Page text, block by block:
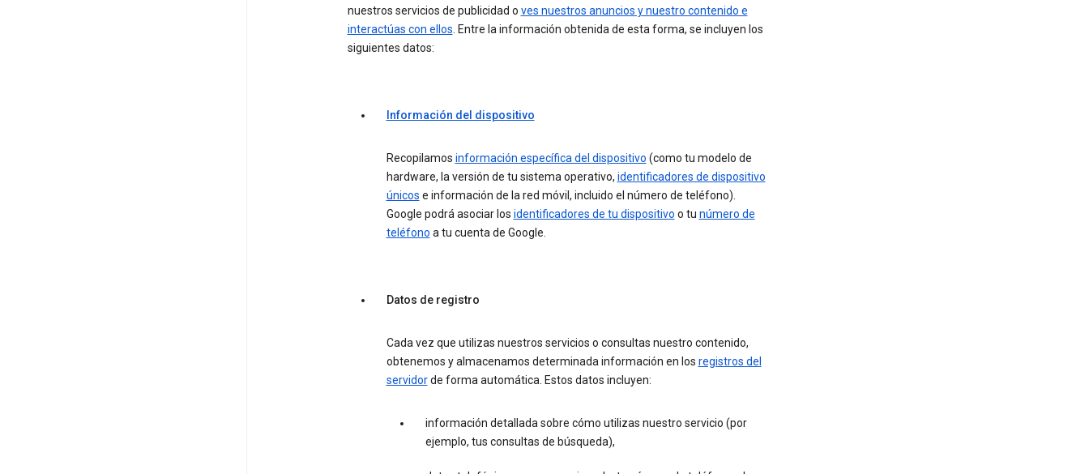
nuestros servicios de publicidad o ves nuestros anuncios y nuestro contenido e
interactúas con ellos. Entre la información obtenida de esta forma, se incluyen los
siguientes datos:
Información del dispositivo
Recopilamos información específica del dispositivo (como tu modelo de
hardware, la versión de tu sistema operativo, identificadores de dispositivo
únicos e información de la red móvil, incluido el número de teléfono).
Google podrá asociar los identificadores de tu dispositivo o tu número de
teléfono a tu cuenta de Google.
Datos de registro
Cada vez que utilizas nuestros servicios o consultas nuestro contenido,
obtenemos y almacenamos determinada información en los registros del
servidorde forma automática. Estos datos incluyen:
información detallada sobre cómo utilizas nuestro servicio (por
ejemplo, tus consultas de búsqueda),